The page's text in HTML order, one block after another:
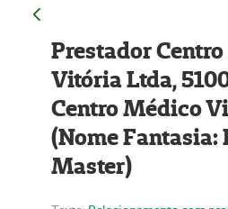
Prestador
Vitória Ltda,
Centro Médico
(Nome
Master)